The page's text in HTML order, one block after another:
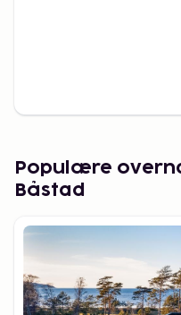
Populære
Båstad